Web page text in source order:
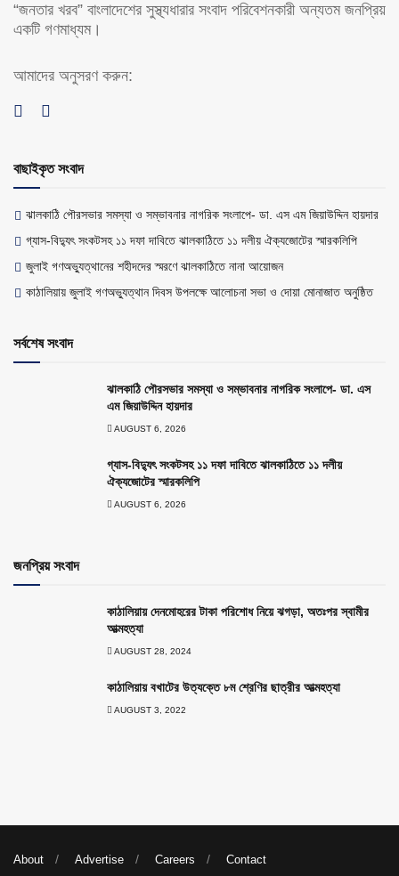
“জনতার খরব” বাংলাদেশের সুস্থ্যধারার সংবাদ পরিবেশনকারী অন্যতম জনপ্রিয়
একটি গণমাধ্যম।
আমাদের অনুসরণ করুন:
বাছাইকৃত সংবাদ
ঝালকাঠি পৌরসভার সমস্যা ও সম্ভাবনার নাগরিক সংলাপে- ডা. এস এম জিয়াউদ্দিন হায়দার
গ্যাস-বিদ্যুৎ সংকটসহ ১১ দফা দাবিতে ঝালকাঠিতে ১১ দলীয় ঐক্যজোটের স্মারকলিপি
জুলাই গণঅভ্যুত্থানের শহীদদের স্মরণে ঝালকাঠিতে নানা আয়োজন
কাঠালিয়ায় জুলাই গণঅভ্যুত্থান দিবস উপলক্ষে আলোচনা সভা ও দোয়া মোনাজাত অনুষ্ঠিত
সর্বশেষ সংবাদ
ঝালকাঠি পৌরসভার সমস্যা ও সম্ভাবনার নাগরিক সংলাপে- ডা. এস
এম জিয়াউদ্দিন হায়দার
AUGUST 6, 2026
গ্যাস-বিদ্যুৎ সংকটসহ ১১ দফা দাবিতে ঝালকাঠিতে ১১ দলীয়
ঐক্যজোটের স্মারকলিপি
AUGUST 6, 2026
জনপ্রিয় সংবাদ
কাঠালিয়ায় দেনমোহরের টাকা পরিশোধ নিয়ে ঝগড়া, অতঃপর স্বামীর
আত্মহত্যা
AUGUST 28, 2024
কাঠালিয়ায় বখাটের উত্যক্তে ৮ম শ্রেণির ছাত্রীর আত্মহত্যা
AUGUST 3, 2022
About Advertise Careers Contact